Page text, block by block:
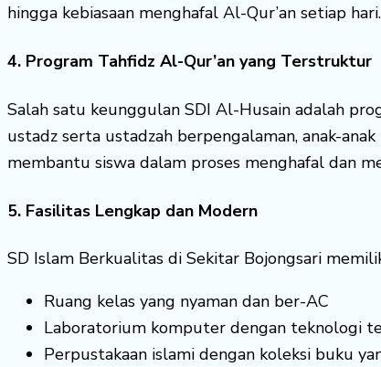
hingga kebiasaan menghafal Al-Qur’an setiap hari.
4. Program Tahfidz Al-Qur’an yang Terstruktur
Salah satu keunggulan SDI Al-Husain adalah
ustadz serta ustadzah berpengalaman, anak-
membantu siswa dalam proses menghafal dan
5. Fasilitas Lengkap dan Modern
SD Islam Berkualitas di Sekitar Bojongsari
Ruang kelas yang nyaman dan ber-AC
Laboratorium komputer dengan teknologi
Perpustakaan islami dengan koleksi buku